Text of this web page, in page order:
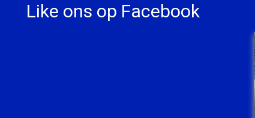
Like ons op Facebook